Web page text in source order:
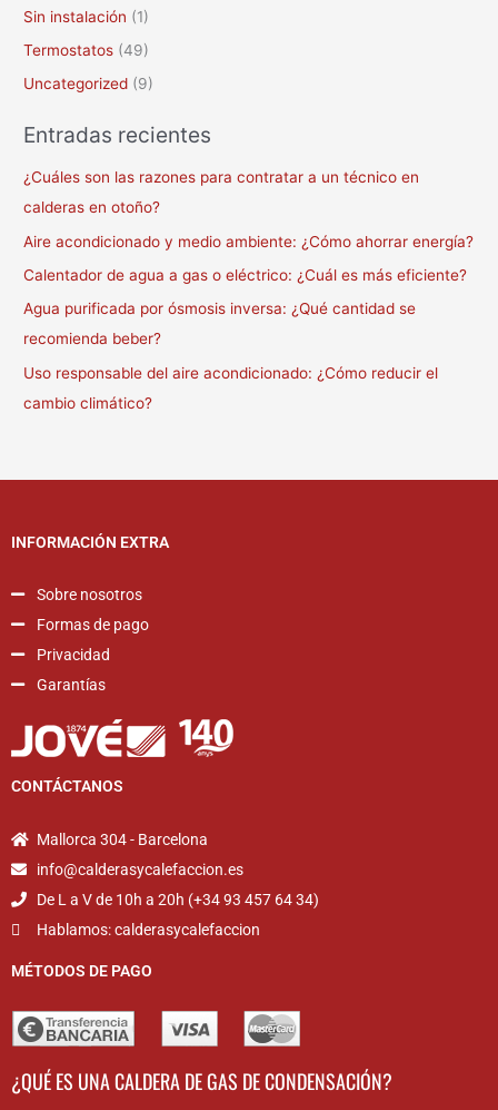
Sin instalación (1)
Termostatos (49)
Uncategorized (9)
Entradas recientes
¿Cuáles son las razones para contratar a un técnico en
calderas en otoño?
Aire acondicionado y medio ambiente: ¿Cómo ahorrar energía?
Calentador de agua a gas o eléctrico: ¿Cuál es más eficiente?
Agua purificada por ósmosis inversa: ¿Qué cantidad se
recomienda beber?
Uso responsable del aire acondicionado: ¿Cómo reducir el
cambio climático?
INFORMACIÓN EXTRA
Sobre nosotros
Formas de pago
Privacidad
Garantías
CONTÁCTANOS
Mallorca 304 - Barcelona
info@calderasycalefaccion.es
De L a V de 10h a 20h (+34 93 457 64 34)
Hablamos: calderasycalefaccion
MÉTODOS DE PAGO
¿QUÉ ES UNA CALDERA DE GAS DE CONDENSACIÓN?